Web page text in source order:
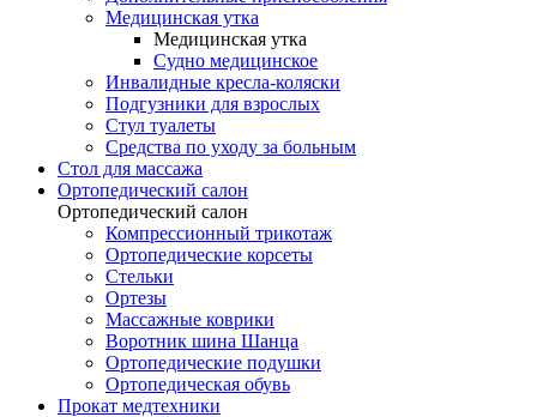
Медицинская утка
Медицинская утка
Судно медицинское
Инвалидные кресла-коляски
Подгузники для взрослых
Стул туалеты
Средства по уходу за больным
Cтол для массажа
Ортопедический салон
Ортопедический салон
Компрессионный трикотаж
Ортопедические корсеты
Стельки
Ортезы
Массажные коврики
Воротник шина Шанца
Ортопедические подушки
Ортопедическая обувь
Прокат медтехники